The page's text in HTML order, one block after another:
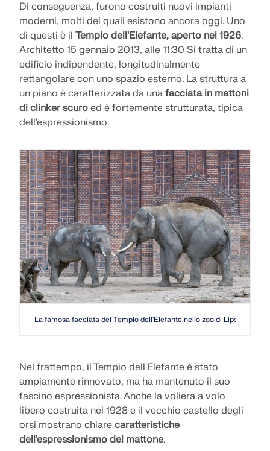
Di conseguenza, furono costruiti nuovi impianti
moderni, molti dei quali esistono ancora oggi. Uno
di questi è il Tempio dell'Elefante, aperto nel 1926.
Architetto 15 gennaio 2013, alle 11:30 Si tratta di un
edificio indipendente, longitudinalmente
rettangolare con uno spazio esterno. La struttura a
un piano è caratterizzata da una facciata in mattoni
di clinker scuro ed è fortemente strutturata, tipica
dell'espressionismo.
La famosa facciata del Tempio dell'Elefante nello zoo di Lipsia
Nel frattempo, il Tempio dell'Elefante è stato
ampiamente rinnovato, ma ha mantenuto il suo
fascino espressionista. Anche la voliera a volo
libero costruita nel 1928 e il vecchio castello degli
orsi mostrano chiare caratteristiche
dell'espressionismo del mattone.